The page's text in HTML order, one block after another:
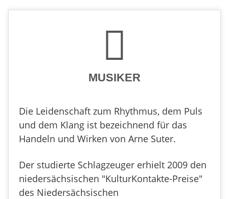
MUSIKER
Die Leidenschaft zum Rhythmus, dem Puls
und dem Klang ist bezeichnend für das
Handeln und Wirken von Arne Suter.
Der studierte Schlagzeuger erhielt 2009 den
niedersächsischen "KulturKontakte-Preise"
des Niedersächsischen